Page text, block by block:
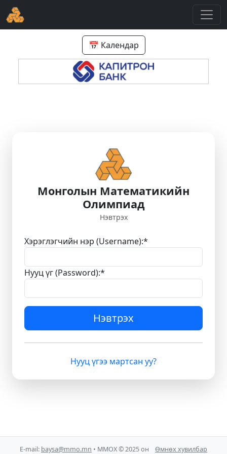
📅 Календар
Монголын Математикийн
Олимпиад
Нэвтрэх
Хэрэглэгчийн нэр (Username):*
Нууц үг (Password):*
Нэвтрэх
Нууц үгээ мартсан уу?
E-mail: baysa@mmo.mn • ММОХ © 2025 он Өмнөх хувилбар